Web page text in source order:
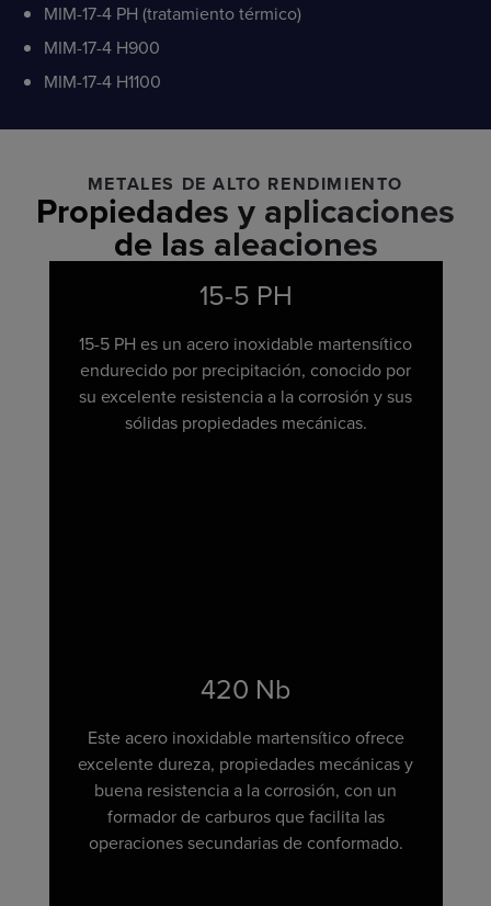
MIM-17-4 PH (tratamiento térmico)
MIM-17-4 H900
MIM-17-4 H1100
METALES DE ALTO RENDIMIENTO
Propiedades y aplicaciones
de las aleaciones
15-5 PH
15-5 PH es un acero inoxidable martensítico
endurecido por precipitación, conocido por
su excelente resistencia a la corrosión y sus
sólidas propiedades mecánicas.
420 Nb
Este acero inoxidable martensítico ofrece
excelente dureza, propiedades mecánicas y
buena resistencia a la corrosión, con un
formador de carburos que facilita las
operaciones secundarias de conformado.